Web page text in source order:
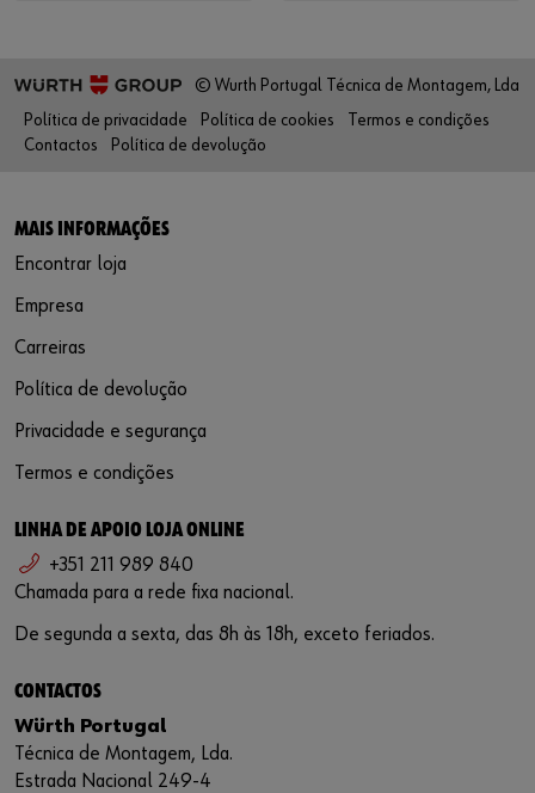
© Wurth Portugal Técnica de Montagem, Lda
Política de privacidade
Política de cookies
Termos e condições
Contactos
Política de devolução
MAIS INFORMAÇÕES
Encontrar loja
Empresa
Carreiras
Política de devolução
Privacidade e segurança
Termos e condições
LINHA DE APOIO LOJA ONLINE
+351 211 989 840
Chamada para a rede fixa nacional.
De segunda a sexta, das 8h às 18h, exceto feriados.
CONTACTOS
Würth Portugal
Técnica de Montagem, Lda.
Estrada Nacional 249-4